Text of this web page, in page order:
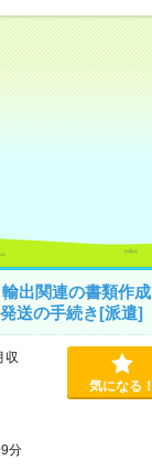
出関連の書類作成
送の手続き[派遣]
分
気になる！